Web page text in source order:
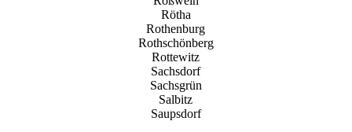
Rötha
Rothenburg
Rothschönberg
Rottewitz
Sachsdorf
Sachsgrün
Salbitz
Saupsdorf